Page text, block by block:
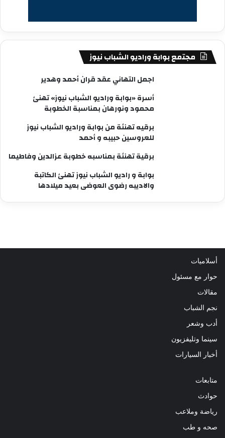
مجتمع بوابة وراديو الشباب نيوز
اجمل التهاني عقد قران أحمد وهدير
أسرة «بوابة وراديو الشباب نيوز» تهنئ
محمود ونورهان بمناسبة الخطوبة
برقيه تهنئة من بوابة وراديو الشباب نيوز
للعروسين حبيبه و أحمد
برقية تهنئة بمناسبه خطوبة عزالدين وفاطيما
بوابة و راديو الشباب نيوز تهنئ الكاتبة
والاديبه رضوى العوضى بعيد ميلادها
أسلاميات
حوار مع مسئول
مقالات
نجم الشباب
أدب وشعر
سينما وتليفزيون
أخبار السيارات
متابعات
حوادث
رياضة وملاعب
صحه و طب